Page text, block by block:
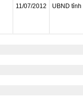
11/07/2012 UBND tỉnh